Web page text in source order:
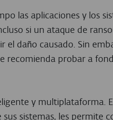
las aplicaciones y los
si un ataque de
el daño causado. Sin
recomienda probar a
y multiplataforma.
sistemas, les permite